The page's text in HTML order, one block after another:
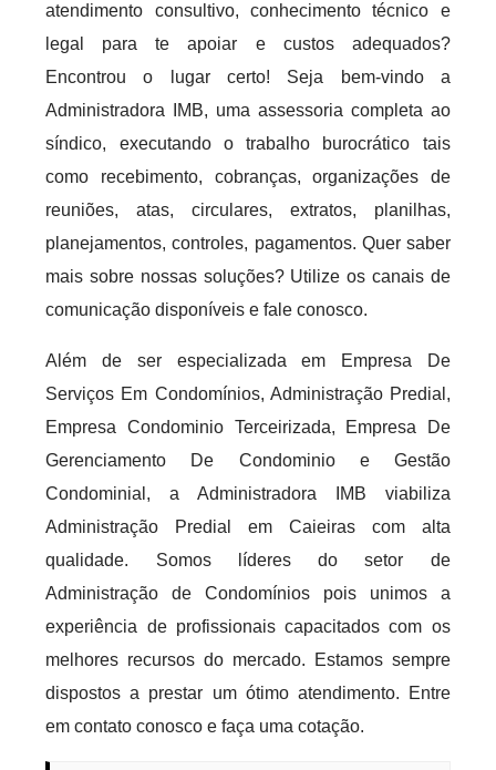
atendimento consultivo, conhecimento técnico e
legal para te apoiar e custos adequados?
Encontrou o lugar certo! Seja bem-vindo a
Administradora IMB, uma assessoria completa ao
síndico, executando o trabalho burocrático tais
como recebimento, cobranças, organizações de
reuniões, atas, circulares, extratos, planilhas,
planejamentos, controles, pagamentos. Quer saber
mais sobre nossas soluções? Utilize os canais de
comunicação disponíveis e fale conosco.
Além de ser especializada em Empresa De
Serviços Em Condomínios, Administração Predial,
Empresa Condominio Terceirizada, Empresa De
Gerenciamento De Condominio e Gestão
Condominial, a Administradora IMB viabiliza
Administração Predial em Caieiras com alta
qualidade. Somos líderes do setor de
Administração de Condomínios pois unimos a
experiência de profissionais capacitados com os
melhores recursos do mercado. Estamos sempre
dispostos a prestar um ótimo atendimento. Entre
em contato conosco e faça uma cotação.